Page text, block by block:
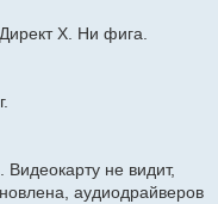
Х. Ни фига.
не видит,
аудиодрайверов